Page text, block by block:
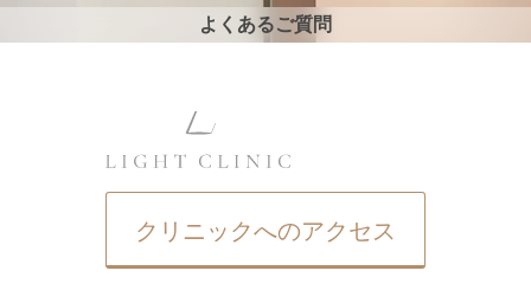
よくあるご質問
クリニックへのアクセス